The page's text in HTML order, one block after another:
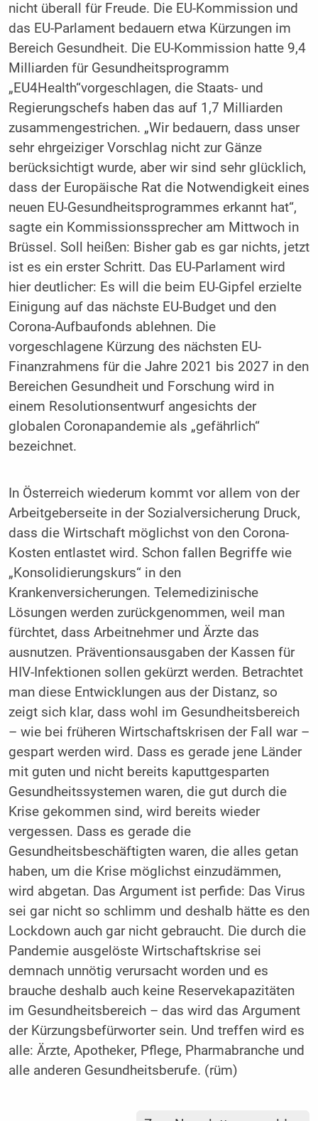
nicht überall für Freude. Die EU-Kommission und
das EU-Parlament bedauern etwa Kürzungen im
Bereich Gesundheit. Die EU-Kommission hatte 9,4
Milliarden für Gesundheitsprogramm
„EU4Health“vorgeschlagen, die Staats- und
Regierungschefs haben das auf 1,7 Milliarden
zusammengestrichen. „Wir bedauern, dass unser
sehr ehrgeiziger Vorschlag nicht zur Gänze
berücksichtigt wurde, aber wir sind sehr glücklich,
dass der Europäische Rat die Notwendigkeit eines
neuen EU-Gesundheitsprogrammes erkannt hat“,
sagte ein Kommissionssprecher am Mittwoch in
Brüssel. Soll heißen: Bisher gab es gar nichts, jetzt
ist es ein erster Schritt. Das EU-Parlament wird
hier deutlicher: Es will die beim EU-Gipfel erzielte
Einigung auf das nächste EU-Budget und den
Corona-Aufbaufonds ablehnen. Die
vorgeschlagene Kürzung des nächsten EU-
Finanzrahmens für die Jahre 2021 bis 2027 in den
Bereichen Gesundheit und Forschung wird in
einem Resolutionsentwurf angesichts der
globalen Coronapandemie als „gefährlich“
bezeichnet.
In Österreich wiederum kommt vor allem von der
Arbeitgeberseite in der Sozialversicherung Druck,
dass die Wirtschaft möglichst von den Corona-
Kosten entlastet wird. Schon fallen Begriffe wie
„Konsolidierungskurs“ in den
Krankenversicherungen. Telemedizinische
Lösungen werden zurückgenommen, weil man
fürchtet, dass Arbeitnehmer und Ärzte das
ausnutzen. Präventionsausgaben der Kassen für
HIV-Infektionen sollen gekürzt werden. Betrachtet
man diese Entwicklungen aus der Distanz, so
zeigt sich klar, dass wohl im Gesundheitsbereich
– wie bei früheren Wirtschaftskrisen der Fall war –
gespart werden wird. Dass es gerade jene Länder
mit guten und nicht bereits kaputtgesparten
Gesundheitssystemen waren, die gut durch die
Krise gekommen sind, wird bereits wieder
vergessen. Dass es gerade die
Gesundheitsbeschäftigten waren, die alles getan
haben, um die Krise möglichst einzudämmen,
wird abgetan. Das Argument ist perfide: Das Virus
sei gar nicht so schlimm und deshalb hätte es den
Lockdown auch gar nicht gebraucht. Die durch die
Pandemie ausgelöste Wirtschaftskrise sei
demnach unnötig verursacht worden und es
brauche deshalb auch keine Reservekapazitäten
im Gesundheitsbereich – das wird das Argument
der Kürzungsbefürworter sein. Und treffen wird es
alle: Ärzte, Apotheker, Pflege, Pharmabranche und
alle anderen Gesundheitsberufe. (rüm)